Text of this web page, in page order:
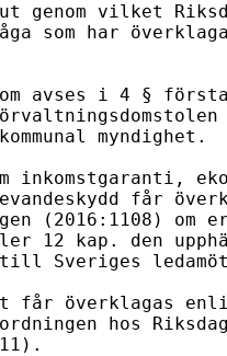
genom vilket
som har
avses i 4 §
myndighet.
inkomstgaranti,
får
(2016:1108)
12 kap. den
till Sveriges
får överklagas
hos